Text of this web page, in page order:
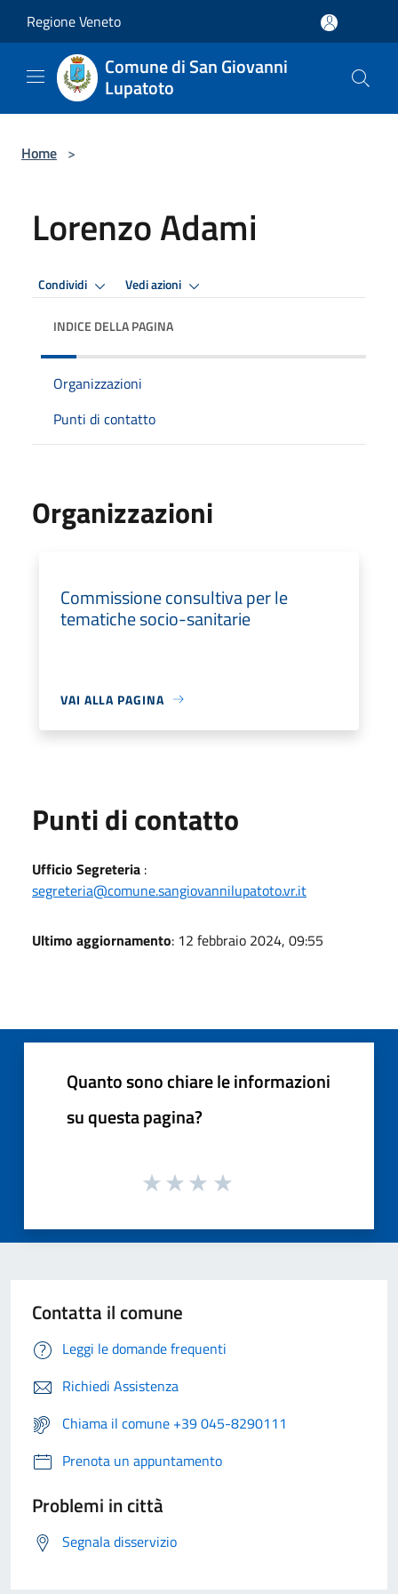
Regione Veneto
Comune di San Giovanni
Lupatoto
Home >
Lorenzo Adami
Condividi Vedi azioni
INDICE DELLA PAGINA
Organizzazioni
Punti di contatto
Organizzazioni
Commissione consultiva per le
tematiche socio-sanitarie
VAI ALLA PAGINA
Punti di contatto
Ufficio Segreteria :
segreteria@comune.sangiovannilupatoto.vr.it
Ultimo aggiornamento: 12 febbraio 2024, 09:55
Quanto sono chiare le informazioni
su questa pagina?
Contatta il comune
Leggi le domande frequenti
Richiedi Assistenza
Chiama il comune +39 045-8290111
Prenota un appuntamento
Problemi in città
Segnala disservizio